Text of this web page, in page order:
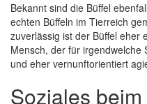
Bekannt sind die Büffel
echten Büffeln im Tierreich
zuverlässig ist der Büffel eher
Mensch, der für
und eher vernunftorientiert
Soziales